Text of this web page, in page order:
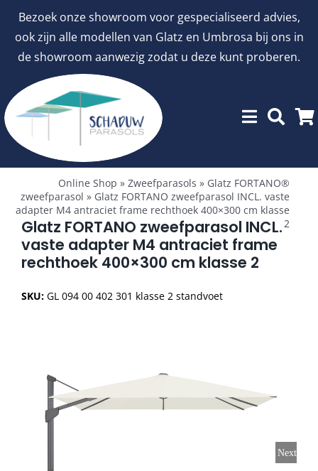
Bezoek onze showroom voor gespecialiseerd advies,
ook zijn alle modellen van Glatz en Umbrosa bij ons in
de showroom aanwezig zodat u deze kunt proberen.
inhoud
Toggle
Navigation
Showroommodellen
aanbiedingen
Stokparasols
Muurparasols
Online Shop » Zweefparasols » Glatz FORTANO®
zweefparasol » Glatz FORTANO zweefparasol INCL. vaste
adapter M4 antraciet frame rechthoek 400×300 cm klasse
2
Glatz FORTANO zweefparasol INCL.
vaste adapter M4 antraciet frame
rechthoek 400×300 cm klasse 2
SKU: GL 094 00 402 301 klasse 2 standvoet
Next